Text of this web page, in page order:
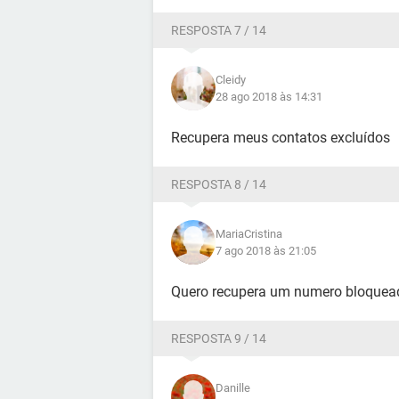
RESPOSTA 7 / 14
Cleidy
28 ago 2018 às 14:31
Recupera meus contatos excluídos
RESPOSTA 8 / 14
MariaCristina
7 ago 2018 às 21:05
Quero recupera um numero
RESPOSTA 9 / 14
Danille